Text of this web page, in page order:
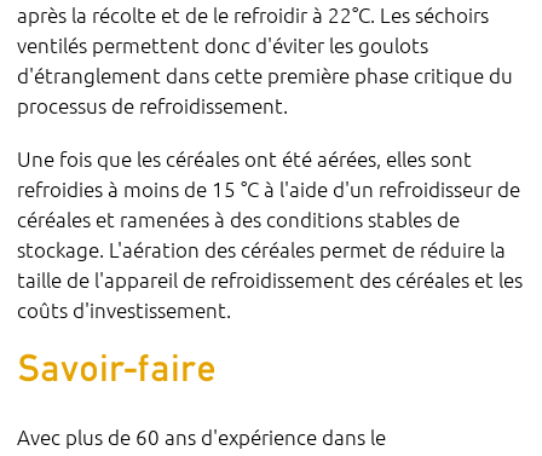
après la récolte et de le refroidir à 22°C. Les séchoirs
ventilés permettent donc d'éviter les goulots
d'étranglement dans cette première phase critique du
processus de refroidissement.
Une fois que les céréales ont été aérées, elles sont
refroidies à moins de 15 °C à l'aide d'un refroidisseur de
céréales et ramenées à des conditions stables de
stockage. L'aération des céréales permet de réduire la
taille de l'appareil de refroidissement des céréales et les
coûts d'investissement.
Savoir-faire
Avec plus de 60 ans d'expérience dans le